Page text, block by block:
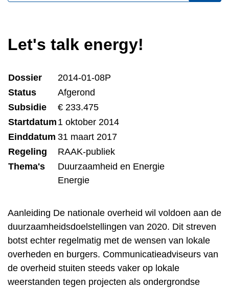
Let's talk energy!
Dossier
2014-01-08P
Status
Afgerond
Subsidie
€ 233.475
Startdatum 1 oktober 2014
Einddatum 31 maart 2017
Regeling
RAAK-publiek
Thema's
Duurzaamheid en Energie
Energie
Aanleiding De nationale overheid wil voldoen aan de
duurzaamheidsdoelstellingen van 2020. Dit streven
botst echter regelmatig met de wensen van lokale
overheden en burgers. Communicatieadviseurs van
de overheid stuiten steeds vaker op lokale
weerstanden tegen projecten als ondergrondse